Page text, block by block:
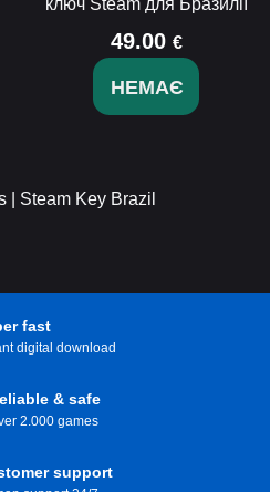
ключ Steam для Бразилії
49.00 €
НЕМАЄ
| Steam Key Brazil
fast
digital download
& safe
2.000 games
support